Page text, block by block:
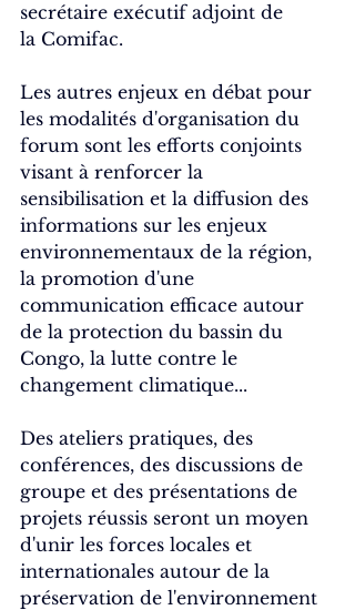
secrétaire exécutif adjoint de
la Comifac.
Les autres enjeux en débat pour
les modalités d'organisation du
forum sont les efforts conjoints
visant à renforcer la
sensibilisation et la diffusion des
informations sur les enjeux
environnementaux de la région,
la promotion d'une
communication efficace autour
de la protection du bassin du
Congo, la lutte contre le
changement climatique...
Des ateliers pratiques, des
conférences, des discussions de
groupe et des présentations de
projets réussis seront un moyen
d'unir les forces locales et
internationales autour de la
préservation de l'environnement